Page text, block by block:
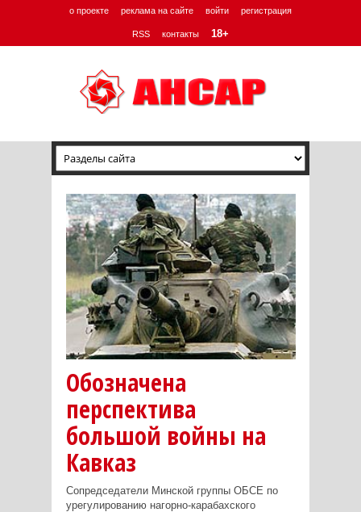
о проекте реклама на сайте войти регистрация
RSS контакты 18+
Обозначена
перспектива
большой войны на
Кавказ
Сопредседатели Минской группы ОБСЕ по
урегулированию нагорно-карабахского